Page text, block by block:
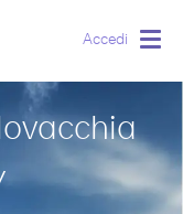
Accedi